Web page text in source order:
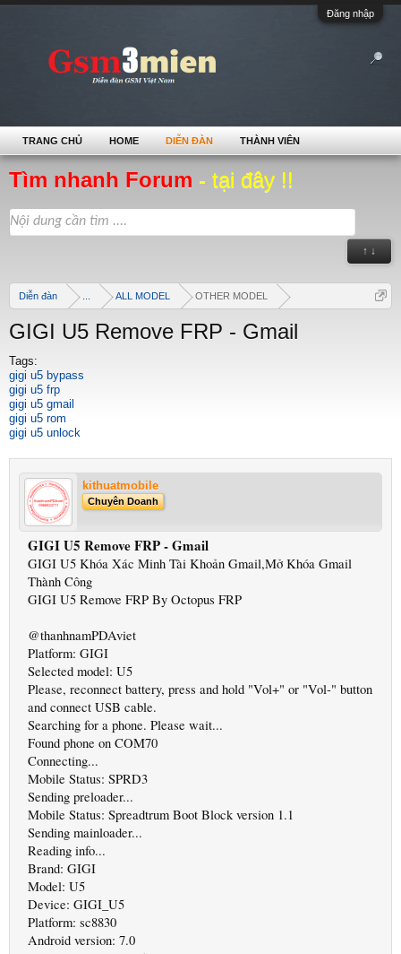
Đăng nhập
Tìm nhanh Forum - tại đây !!
↑ ↓
Diễn đàn ALL MODEL OTHER MODEL
GIGI U5 Remove FRP - Gmail
Tags:
gigi u5 bypass
gigi u5 frp
gigi u5 gmail
gigi u5 rom
gigi u5 unlock
kithuatmobile
Chuyên Doanh
GIGI U5 Remove FRP - Gmail
GIGI U5 Khóa Xác Minh Tài Khoản Gmail,Mở Khóa Gmail
Thành Công
GIGI U5 Remove FRP By Octopus FRP
@thanhnamPDAviet
Platform: GIGI
Selected model: U5
Please, reconnect battery, press and hold "Vol+" or "Vol-" button
and connect USB cable.
Searching for a phone. Please wait...
Found phone on COM70
Connecting...
Mobile Status: SPRD3
Sending preloader...
Mobile Status: Spreadtrum Boot Block version 1.1
Sending mainloader...
Reading info...
Brand: GIGI
Model: U5
Device: GIGI_U5
Platform: sc8830
Android version: 7.0
TRANG CHỦ HOME DIỄN ĐÀN THÀNH VIÊN